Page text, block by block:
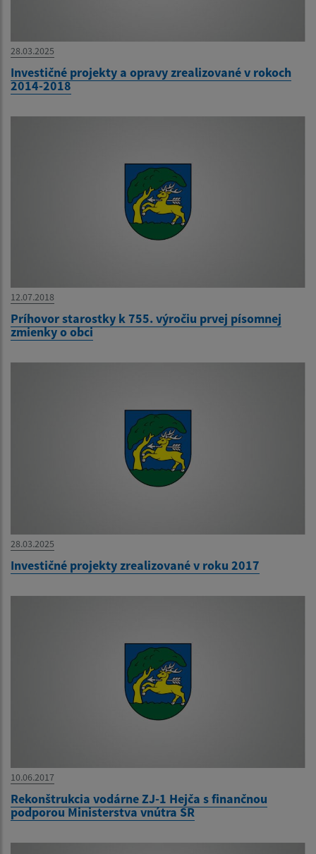
28.03.2025
Investičné projekty a opravy zrealizované v rokoch
2014-2018
12.07.2018
Príhovor starostky k 755. výročiu prvej písomnej
zmienky o obci
28.03.2025
Investičné projekty zrealizované v roku 2017
10.06.2017
Rekonštrukcia vodárne ZJ-1 Hejča s finančnou
podporou Ministerstva vnútra SR